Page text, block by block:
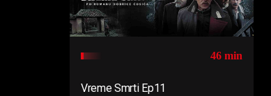
46 min
Vreme Smrti Ep11